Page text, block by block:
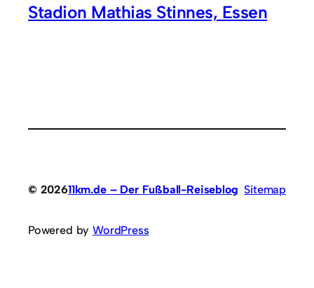
Stadion Mathias Stinnes, Essen
© 202611km.de – Der Fußball-Reiseblog Sitemap
Powered byWordPress